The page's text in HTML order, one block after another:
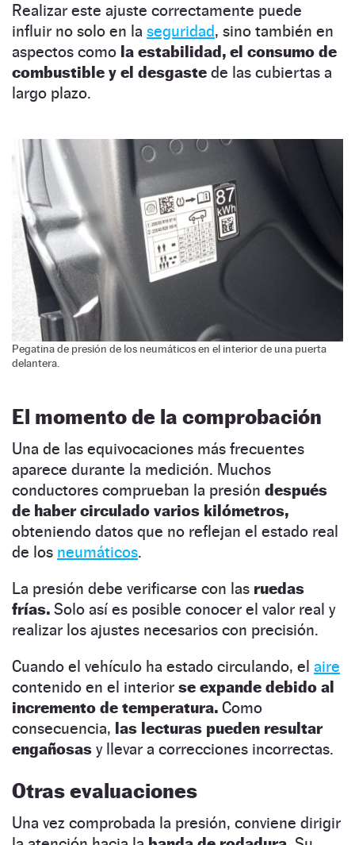
Realizar este ajuste correctamente puede
influir no solo en la seguridad, sino también en
aspectos como la estabilidad, el consumo de
combustible y el desgaste de las cubiertas a
largo plazo.
Pegatina de presión de los neumáticos en el interior de una puerta
delantera.
El momento de la comprobación
Una de las equivocaciones más frecuentes
aparece durante la medición. Muchos
conductores comprueban la presión después
de haber circulado varios kilómetros,
obteniendo datos que no reflejan el estado real
de los neumáticos.
La presión debe verificarse con las ruedas
frías. Solo así es posible conocer el valor real y
realizar los ajustes necesarios con precisión.
Cuando el vehículo ha estado circulando, el aire
contenido en el interior se expande debido al
incremento de temperatura. Como
consecuencia, las lecturas pueden resultar
engañosas y llevar a correcciones incorrectas.
Otras evaluaciones
Una vez comprobada la presión, conviene dirigir